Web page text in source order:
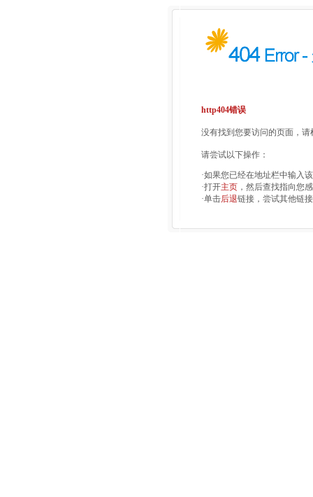
http404错误
没有找到您要访问的页面，
请尝试以下操作：
·如果您已经在地址栏中输入
·打开主页 ，然后查找指向您
·单击后退链接，尝试其他链